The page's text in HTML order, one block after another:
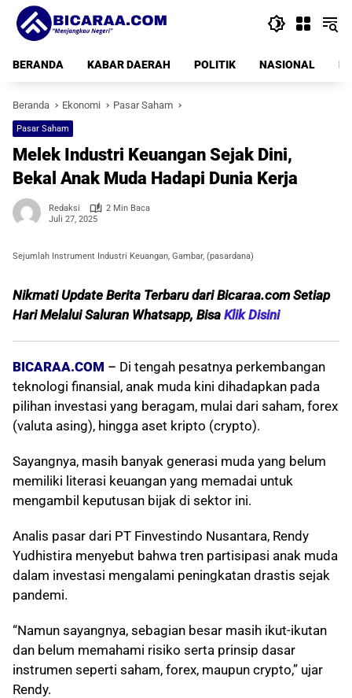
Langsung
konten
BERANDA
KABAR DAERAH POLITIK NASIONAL
Beranda Ekonomi Pasar Saham
Pasar Saham
Melek Industri Keuangan Sejak Dini,
Bekal Anak Muda Hadapi Dunia Kerja
Redaksi
2 Min Baca
Juli 27, 2025
Sejumlah Instrument Industri Keuangan, Gambar, (pasardana)
Nikmati Update Berita Terbaru dari Bicaraa.com Setiap
Hari Melalui Saluran Whatsapp, Bisa Klik Disini
BICARAA.COM – Di tengah pesatnya perkembangan
teknologi finansial, anak muda kini dihadapkan pada
pilihan investasi yang beragam, mulai dari saham, forex
(valuta asing), hingga aset kripto (crypto).
Sayangnya, masih banyak generasi muda yang belum
memiliki literasi keuangan yang memadai untuk
mengambil keputusan bijak di sektor ini.
Analis pasar dari PT Finvestindo Nusantara, Rendy
Yudhistira menyebut bahwa tren partisipasi anak muda
dalam investasi mengalami peningkatan drastis sejak
pandemi.
“Namun sayangnya, sebagian besar masih ikut-ikutan
dan belum memahami risiko serta prinsip dasar
instrumen seperti saham, forex, maupun crypto,” ujar
Rendy.